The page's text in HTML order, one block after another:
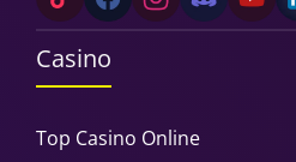
Casino
Top Casino Online